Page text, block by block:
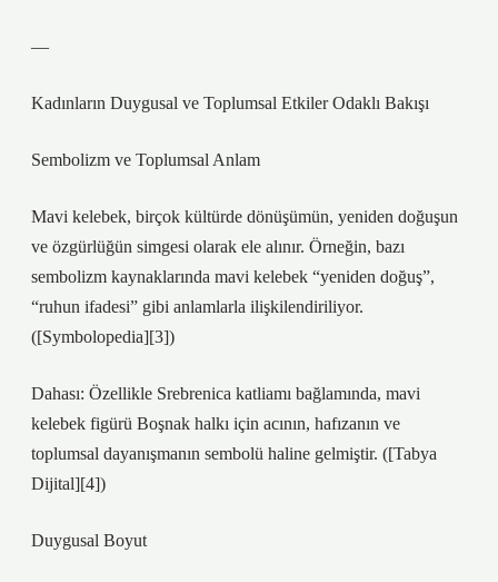
—
Kadınların Duygusal ve Toplumsal Etkiler Odaklı Bakışı
Sembolizm ve Toplumsal Anlam
Mavi kelebek, birçok kültürde dönüşümün, yeniden doğuşun
ve özgürlüğün simgesi olarak ele alınır. Örneğin, bazı
sembolizm kaynaklarında mavi kelebek “yeniden doğuş”,
“ruhun ifadesi” gibi anlamlarla ilişkilendiriliyor.
([Symbolopedia][3])
Dahası: Özellikle Srebrenica katliamı bağlamında, mavi
kelebek figürü Boşnak halkı için acının, hafızanın ve
toplumsal dayanışmanın sembolü haline gelmiştir. ([Tabya
Dijital][4])
Duygusal Boyut